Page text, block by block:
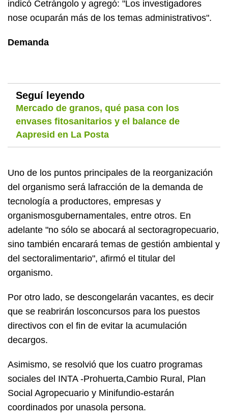
indicó Cetrángolo y agregó: "Los investigadores
nose ocuparán más de los temas administrativos".
Demanda
Seguí leyendo
Mercado de granos, qué pasa con los
envases fitosanitarios y el balance de
Aapresid en La Posta
Uno de los puntos principales de la reorganización
del organismo será lafracción de la demanda de
tecnología a productores, empresas y
organismosgubernamentales, entre otros. En
adelante "no sólo se abocará al sectoragropecuario,
sino también encarará temas de gestión ambiental y
del sectoralimentario", afirmó el titular del
organismo.
Por otro lado, se descongelarán vacantes, es decir
que se reabrirán losconcursos para los puestos
directivos con el fin de evitar la acumulación
decargos.
Asimismo, se resolvió que los cuatro programas
sociales del INTA -Prohuerta,Cambio Rural, Plan
Social Agropecuario y Minifundio-estarán
coordinados por unasola persona.